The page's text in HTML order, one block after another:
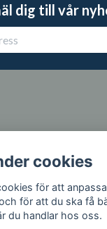
dig till vår
cookies
för att
för att du ska få
du handlar hos oss.